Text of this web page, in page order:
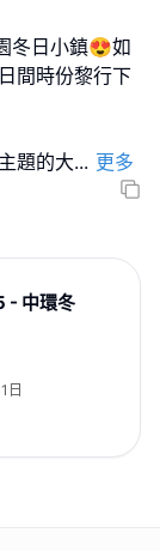
冬日小鎮😍如
間時份黎行下
題的大... 更多
- 中環冬
日